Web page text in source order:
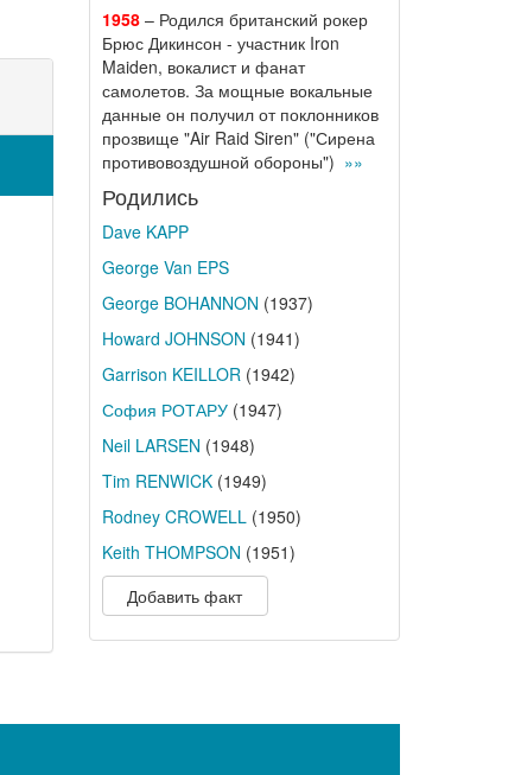
1958– Родился британский рокер
Брюс Дикинсон - участник Iron
Maiden, вокалист и фанат
самолетов. За мощные вокальные
данные он получил от поклонников
прозвище "Air Raid Siren" ("Сирена
противовоздушной обороны") »»
Родились
Dave KAPP
George Van EPS
George BOHANNON (1937)
Howard JOHNSON (1941)
Garrison KEILLOR(1942)
София РОТАРУ(1947)
Neil LARSEN (1948)
Tim RENWICK(1949)
Rodney CROWELL(1950)
Keith THOMPSON (1951)
Добавить факт